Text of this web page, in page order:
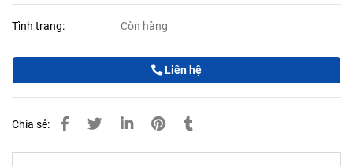
Tình trạng: Còn hàng
Liên hệ
Chia sẻ: